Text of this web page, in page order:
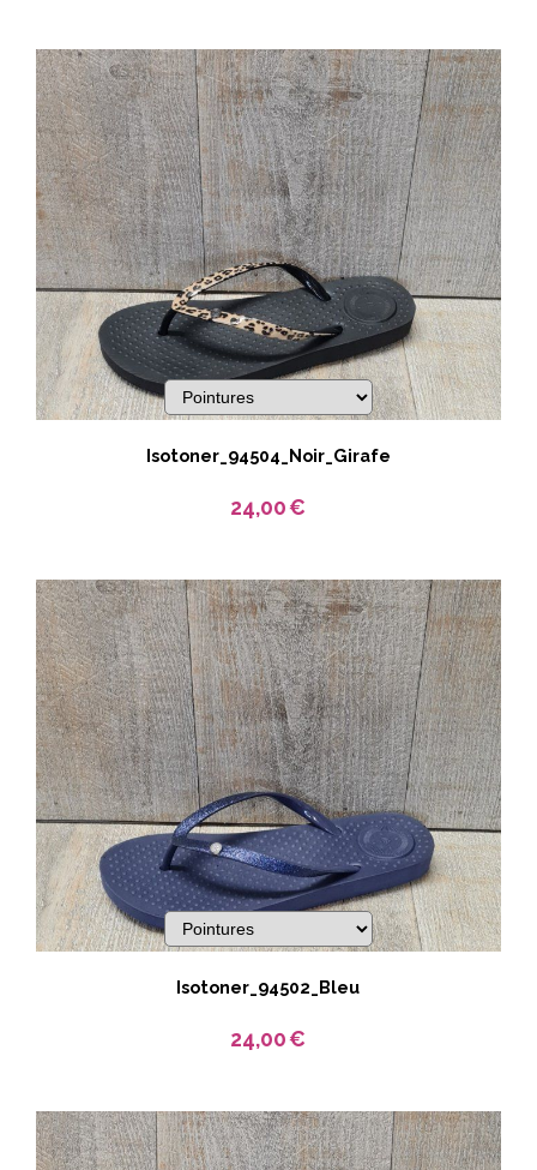
Isotoner_94504_Noir_Girafe
24,00€
Isotoner_94502_Bleu
24,00€